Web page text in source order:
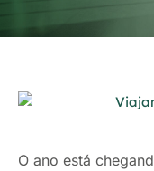
O ano está